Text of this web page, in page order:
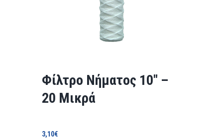
Φίλτρο Νήματος 10″ –
20 Μικρά
3,10€